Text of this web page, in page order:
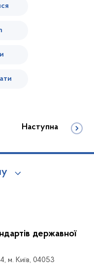
Наступна
державної
м. Київ, 04053